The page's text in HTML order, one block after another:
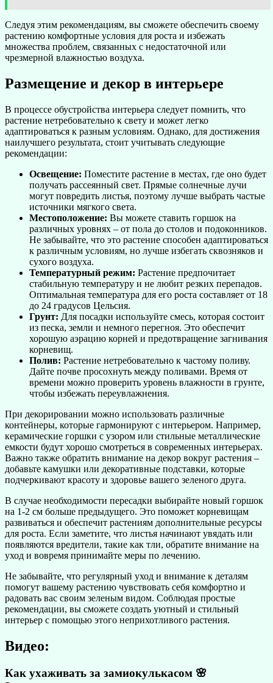
Следуя этим рекомендациям, вы сможете обеспечить своему
растению комфортные условия для роста и избежать
множества проблем, связанных с недостаточной или
чрезмерной влажностью воздуха.
Размещение и декор в интерьере
В процессе обустройства интерьера следует помнить, что
растение нетребовательно к свету и может легко
адаптироваться к разным условиям. Однако, для достижения
наилучшего результата, стоит учитывать следующие
рекомендации:
Освещение: Поместите растение в местах, где оно будет
получать рассеянный свет. Прямые солнечные лучи
могут повредить листья, поэтому лучше выбрать частые
источники мягкого света.
Местоположение: Вы можете ставить горшок на
различных уровнях – от пола до столов и подоконников.
Не забывайте, что это растение способен адаптироваться
к различным условиям, но лучше избегать сквозняков и
сухого воздуха.
Температурный режим: Растение предпочитает
стабильную температуру и не любит резких перепадов.
Оптимальная температура для его роста составляет от 18
до 24 градусов Цельсия.
Грунт: Для посадки используйте смесь, которая состоит
из песка, земли и немного перегноя. Это обеспечит
хорошую аэрацию корней и предотвращение загнивания
корневищ.
Полив: Растение нетребовательно к частому поливу.
Дайте почве просохнуть между поливами. Время от
времени можно проверить уровень влажности в грунте,
чтобы избежать переувлажнения.
При декорировании можно использовать различные
контейнеры, которые гармонируют с интерьером. Например,
керамические горшки с узором или стильные металлические
емкости будут хорошо смотреться в современных интерьерах.
Важно также обратить внимание на декор вокруг растения –
добавьте камушки или декоративные подставки, которые
подчеркивают красоту и здоровье вашего зеленого друга.
В случае необходимости пересадки выбирайте новый горшок
на 1-2 см больше предыдущего. Это поможет корневищам
развиваться и обеспечит растениям дополнительные ресурсы
для роста. Если заметите, что листья начинают увядать или
появляются вредители, такие как тли, обратите внимание на
уход и вовремя принимайте меры по лечению.
Не забывайте, что регулярный уход и внимание к деталям
помогут вашему растению чувствовать себя комфортно и
радовать вас своим зеленым видом. Соблюдая простые
рекомендации, вы сможете создать уютный и стильный
интерьер с помощью этого неприхотливого растения.
Видео:
Как ухаживать за замиокулькасом 🌸